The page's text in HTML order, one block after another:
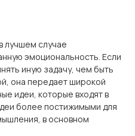
лучшем случае
эмо­циональность. Если
иную задачу, чем быть
она передает широкой
идеи, кото­рые входят в
более постижимыми для
в основном